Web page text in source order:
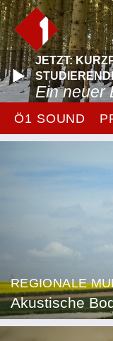
JETZT:
Ein neuer
Ö1 SOUND
REGIONALE
Akustische